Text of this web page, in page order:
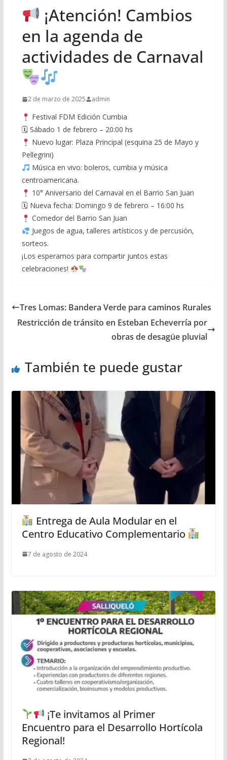
¡Atención! Cambios
en la agenda de
actividades de Carnaval
2 de marzo de 2025 admin
Festival FDM Edición Cumbia
🗓 Sábado 1 de febrero – 20:00 hs
Nuevo lugar: Plaza Principal (esquina 25 de Mayo y
Pellegrini)
Música en vivo: boleros, cumbia y música
centroamericana.
10° Aniversario del Carnaval en el Barrio San Juan
🗓 Nueva fecha: Domingo 9 de febrero – 16:00 hs
Comedor del Barrio San Juan
Juegos de agua, talleres artísticos y de percusión,
sorteos.
¡Los esperamos para compartir juntos estas
celebraciones!
Tres Lomas: Bandera Verde para caminos Rurales
Restricción de tránsito en Esteban Echeverría por
obras de desagüe pluvial
También te puede gustar
Entrega de Aula Modular en el
Centro Educativo Complementario
7 de agosto de 2024
¡Te invitamos al Primer
Encuentro para el Desarrollo Hortícola
Regional!